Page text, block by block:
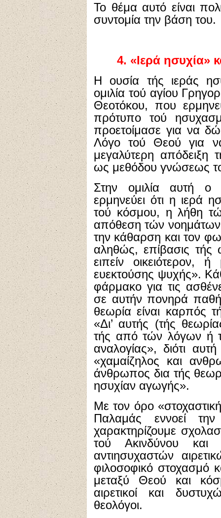
Το θέμα αυτό είναι
συντομία την βάση του.
4. «Ιερά ησυχία»
Η ουσία τής ιεράς
ομιλία τού αγίου
Θεοτόκου, που
πρότυπο τού
προετοίμασε για να
Λόγο τού Θεού για
μεγαλύτερη απόδειξη
ως μεθόδου γνώσεως
Στην ομιλία αυτή ο
ερμηνεύει ότι η ιερά
τού κόσμου, η λήθη
απόθεση τών νοημάτων
την κάθαρση και τον
αληθώς, επίβασις
ειπείν
ευεκτούσης ψυχής».
φάρμακο για τις
σε αυτήν πονηρά
θεωρία είναι καρπός
«Δι’ αυτής (τής
τής από τών λόγων ή
αναλογίας», διότι
«χαμαίζηλος και
άνθρωπος δια τής
ησυχίαν αγωγής».
Με τον όρο
Παλαμάς εννοεί
χαρακτηρίζουμε
τού Ακινδύνου
αντιησυχαστών
φιλοσοφικό στοχασμό
μεταξύ Θεού και
αιρετικοί και
θεολόγοι.